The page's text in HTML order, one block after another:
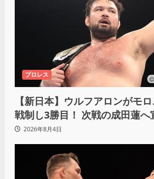
プロレス
【新日本】ウルフアロンがモ
戦制し3勝目！ 次戦の成田蓮へ
ツの王道を俺の王道でぶち壊す
2026年8月4日